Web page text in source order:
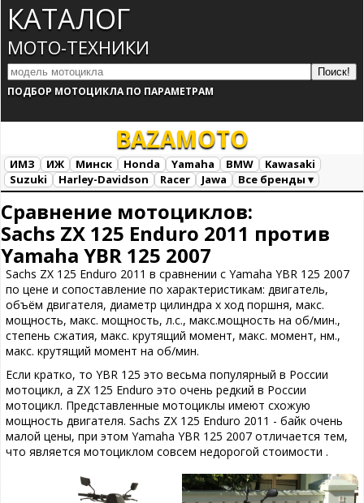
КАТАЛОГ
МОТО-ТЕХНИКИ
ПОДБОР МОТОЦИКЛА ПО ПАРАМЕТРАМ
BAZAMOTO
ИМЗ ИЖ Минск Honda Yamaha BMW
Kawasaki
Suzuki
Harley-Davidson Racer Jawa
Все бренды ▾
Сравнение мотоциклов:
Sachs ZX 125 Enduro 2011 против
Yamaha YBR 125 2007
Sachs ZX 125 Enduro 2011 в сравнении с Yamaha YBR 125 2007
по цене и сопоставление по характеристикам: двигатель,
объём двигателя, диаметр цилиндра х ход поршня, макс.
мощность, макс. мощность, л.с., макс.мощность на об/мин.,
степень сжатия, макс. крутящий момент, макс. момент, нм.,
макс. крутящий момент на об/мин.
Если кратко, то YBR 125 это весьма популярный в России
мотоцикл, а ZX 125 Enduro это очень редкий в России
мотоцикл. Представленные мотоциклы имеют схожую
мощность двигателя. Sachs ZX 125 Enduro 2011 - байк очень
малой цены, при этом Yamaha YBR 125 2007 отличается тем,
что является мотоциклом совсем недорогой стоимости .